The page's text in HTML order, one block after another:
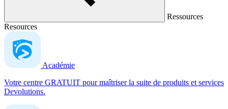
Ressources
Resources
Académie
Votre centre GRATUIT pour maîtriser la suite de produits et services
Devolutions.